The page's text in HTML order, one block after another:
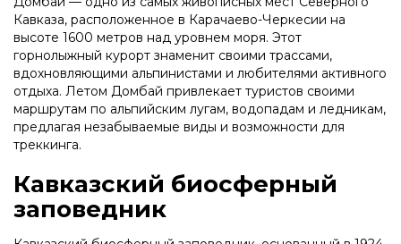
Кавказа, расположенное в Карачаево-Черкесии на
высоте 1600 метров над уровнем моря. Этот
горнолыжный курорт знаменит своими трассами,
вдохновляющими альпинистами и любителями активного
отдыха. Летом Домбай привлекает туристов своими
маршрутам по альпийским лугам, водопадам и ледникам,
предлагая незабываемые виды и возможности для
треккинга.
Кавказский биосферный
заповедник